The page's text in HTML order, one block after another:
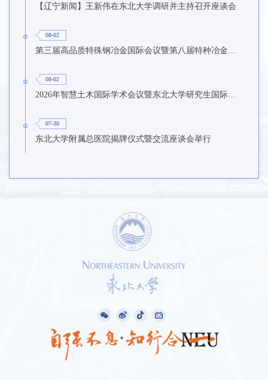
【辽宁新闻】王新伟在东北大学调研并主持召开座谈会
08-02
08-02
2026年智慧土木国际学术会议暨东北大学研究生国际暑期学校第九期在东北大学召开
07-30
东北大学附属总医院揭牌仪式暨交流座谈会举行